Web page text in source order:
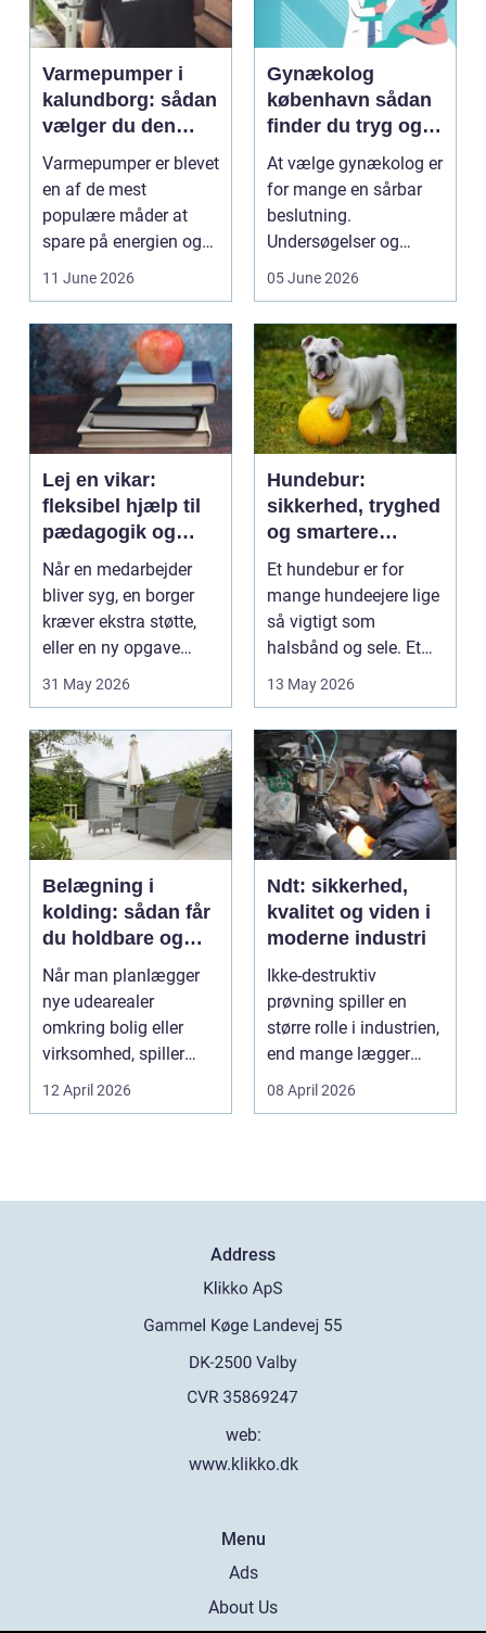
Varmepumper i
kalundborg: sådan
vælger du den
rigtige løsning
Varmepumper er blevet
en af de mest
populære måder at
spare på energien og
få et bedre indeklima
11 June 2026
Gynækolog
københavn sådan
finder du tryg og
professionel hjælp
At vælge gynækolog er
for mange en sårbar
beslutning.
Undersøgelser og
behandlinger foregår i
05 June 2026
Lej en vikar:
fleksibel hjælp til
pædagogik og
sundhed
Når en medarbejder
bliver syg, en borger
kræver ekstra støtte,
eller en ny opgave
opstår fra dag til...
31 May 2026
Hundebur:
sikkerhed, tryghed
og smartere
hverdag med hund
Et hundebur er for
mange hundeejere lige
så vigtigt som
halsbånd og sele. Et
godt bur gi...
13 May 2026
Belægning i
kolding: sådan får
du holdbare og
flotte udearealer
Når man planlægger
nye udearealer
omkring bolig eller
virksomhed, spiller
belægningen en helt
centra...
12 April 2026
Ndt: sikkerhed,
kvalitet og viden i
moderne industri
Ikke-destruktiv
prøvning spiller en
større rolle i industrien,
end mange lægger
mærke til i hverdage...
08 April 2026
Address
web:
www.klikko.dk
Menu
Ads
About Us